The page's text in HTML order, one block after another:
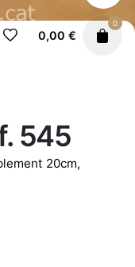
0,00 €
0
545
20cm,